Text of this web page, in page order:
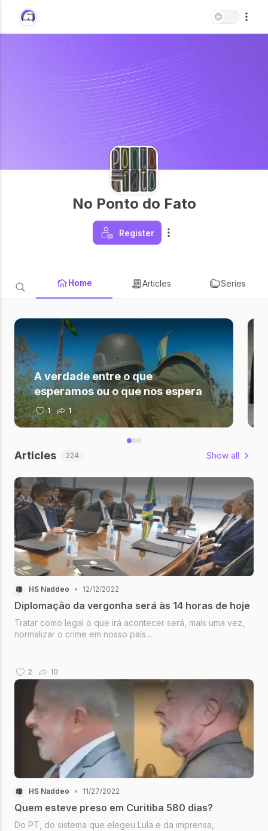
No Ponto do Fato
Register
Home Articles Series
A verdade entre o que
esperamos ou o que nos espera
1 1
Articles 224 Show all
HS Naddeo • 12/12/2022
Diplomação da vergonha será às 14 horas de hoje
Tratar como legal o que irá acontecer será, mais uma vez,
normalizar o crime em nosso país...
2 10
HS Naddeo • 11/27/2022
Quem esteve preso em Curitiba 580 dias?
Do PT, do sistema que elegeu Lula e da imprensa,